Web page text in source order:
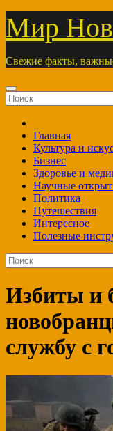
Перейти
содержимому
Мир
Свежие факты,
Главная
Культура и
Бизнес
Здоровье и
Научные
Политика
Путешествия
Интересное
Полезные
Избиты и
службу с